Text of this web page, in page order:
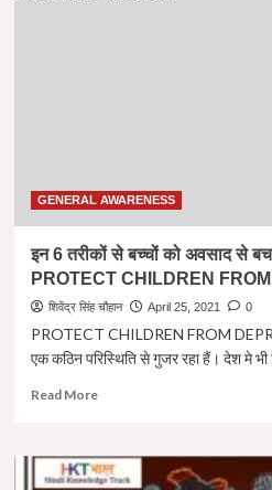
–
!
GENERAL AWARENESS
इन 6 तरीकों से बच्चों को अवसाद से
PROTECT CHILDREN
शिवेंद्र सिंह चौहान April 25, 2021 0
PROTECT CHILDREN FROM
एक कठिन परिस्थिति से गुजर रहा हैं। देश मे भी
Read MoreRead
इन
6